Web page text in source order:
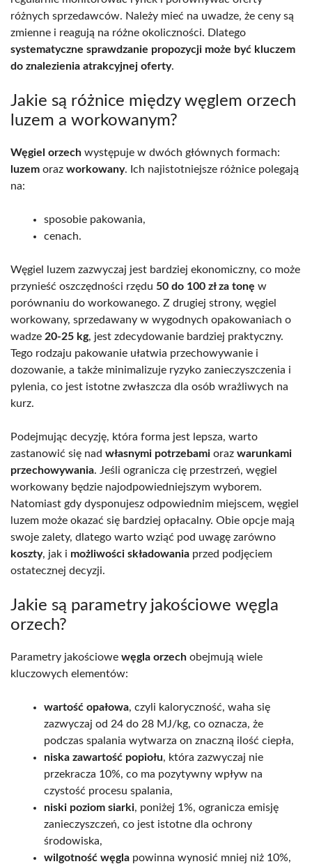
różnych sprzedawców. Należy mieć na uwadze, że ceny są
zmienne i reagują na różne okoliczności. Dlatego
systematyczne sprawdzanie propozycji może być kluczem
do znalezienia atrakcyjnej oferty.
Jakie są różnice między węglem orzech
luzem a workowanym?
Węgiel orzech występuje w dwóch głównych formach:
luzem oraz workowany. Ich najistotniejsze różnice polegają
na:
sposobie pakowania,
cenach.
Węgiel luzem zazwyczaj jest bardziej ekonomiczny, co może
przynieść oszczędności rzędu 50 do 100 zł za tonę w
porównaniu do workowanego. Z drugiej strony, węgiel
workowany, sprzedawany w wygodnych opakowaniach o
wadze 20-25 kg, jest zdecydowanie bardziej praktyczny.
Tego rodzaju pakowanie ułatwia przechowywanie i
dozowanie, a także minimalizuje ryzyko zanieczyszczenia i
pylenia, co jest istotne zwłaszcza dla osób wrażliwych na
kurz.
Podejmując decyzję, która forma jest lepsza, warto
zastanowić się nad własnymi potrzebami oraz warunkami
przechowywania. Jeśli ogranicza cię przestrzeń, węgiel
workowany będzie najodpowiedniejszym wyborem.
Natomiast gdy dysponujesz odpowiednim miejscem, węgiel
luzem może okazać się bardziej opłacalny. Obie opcje mają
swoje zalety, dlatego warto wziąć pod uwagę zarówno
koszty, jak i możliwości składowania przed podjęciem
ostatecznej decyzji.
Jakie są parametry jakościowe węgla
orzech?
Parametry jakościowe węgla orzech obejmują wiele
kluczowych elementów:
wartość opałowa, czyli kaloryczność, waha się
zazwyczaj od 24 do 28 MJ/kg, co oznacza, że
podczas spalania wytwarza on znaczną ilość ciepła,
niska zawartość popiołu, która zazwyczaj nie
przekracza 10%, co ma pozytywny wpływ na
czystość procesu spalania,
niski poziom siarki, poniżej 1%, ogranicza emisję
zanieczyszczeń, co jest istotne dla ochrony
środowiska,
wilgotność węgla powinna wynosić mniej niż 10%,